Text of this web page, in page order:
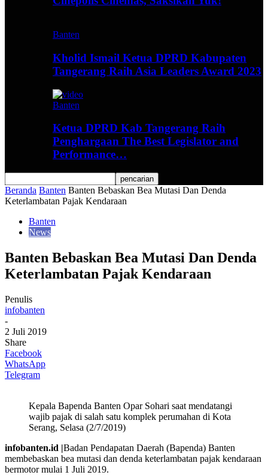
Banten
Kholid Ismail Ketua DPRD Kabupaten
Tangerang Raih Asia Leaders Award 2023
Banten
Ketua DPRD Kab Tangerang Raih
Penghargaan The Best Legislator and
Performance…
Beranda Banten Banten Bebaskan Bea Mutasi Dan Denda
Keterlambatan Pajak Kendaraan
Banten
News
Banten Bebaskan Bea Mutasi Dan Denda
Keterlambatan Pajak Kendaraan
Penulis
infobanten
-
2 Juli 2019
Share
Facebook
WhatsApp
Telegram
Kepala Bapenda Banten Opar Sohari saat mendatangi
wajib pajak di salah satu komplek perumahan di Kota
Serang, Selasa (2/7/2019)
infobanten.id |Badan Pendapatan Daerah (Bapenda) Banten
membebaskan bea mutasi dan denda keterlambatan pajak kendaraan
bermotor mulai 1 Juli 2019.